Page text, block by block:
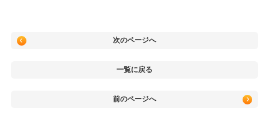
次のページへ
一覧に戻る
前のページへ